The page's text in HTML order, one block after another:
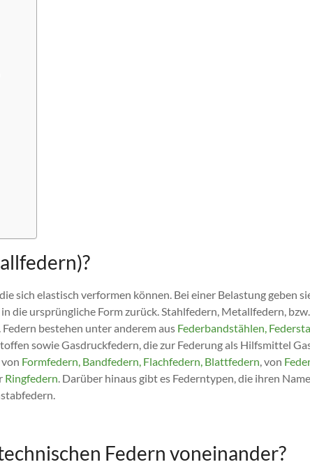
sich elastisch verformen können. Bei einer Belastung geben
die ursprüngliche Form zurück. Stahlfedern, Metallfedern, bzw.
bestehen unter anderem aus Federbandstählen,
sowie Gasdruckfedern, die zur Federung als Hilfsmittel
Formfedern, Bandfedern, Flachfedern, Blattfedern, von
Ringfedern. Darüber hinaus gibt es Federntypen, die ihren
Federn voneinander?